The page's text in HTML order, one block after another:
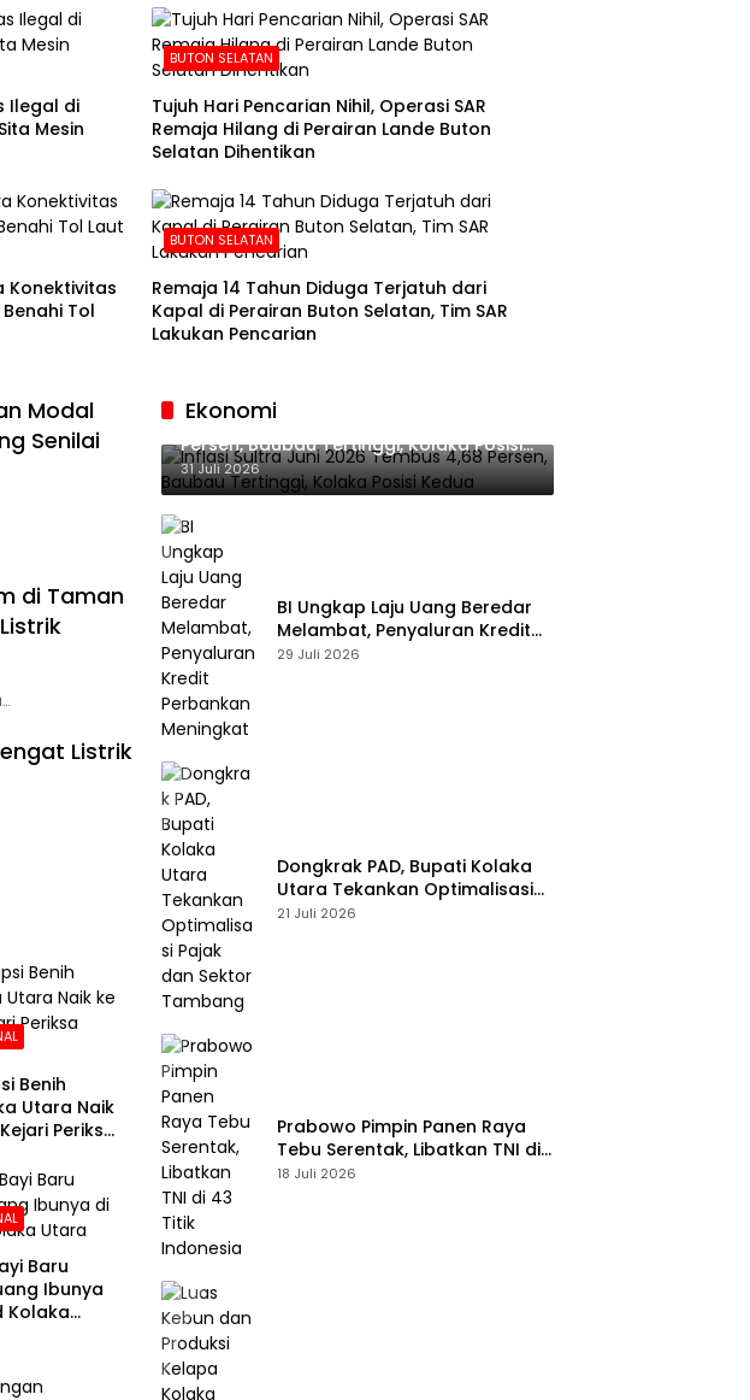
Ilegal di
Mesin
BUTON SELATAN
Tujuh Hari Pencarian Nihil, Operasi SAR
Remaja Hilang di Perairan Lande Buton
Selatan Dihentikan
Konektivitas
Tol
BUTON SELATAN
Remaja 14 Tahun Diduga Terjatuh dari
Kapal di Perairan Buton Selatan, Tim SAR
Lakukan Pencarian
Modal
Senilai
di Taman
Listrik
Benih
Utara Naik
Periksa
Baru
Ibunya
Kolaka
Ekonomi
Inflasi Sultra Juni 2026 Tembus 4,68
Persen, Baubau Tertinggi, Kolaka Posisi
Kedua
31 Juli 2026
BI Ungkap Laju Uang Beredar
Melambat, Penyaluran Kredit
Perbankan Meningkat
29 Juli 2026
Dongkrak PAD, Bupati Kolaka
Utara Tekankan Optimalisasi
Pajak dan Sektor Tambang
21 Juli 2026
Prabowo Pimpin Panen Raya
Tebu Serentak, Libatkan TNI di
43 Titik Indonesia
18 Juli 2026